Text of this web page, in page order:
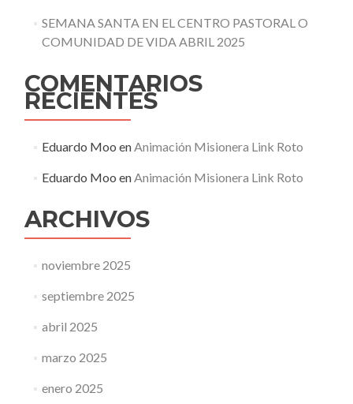
SEMANA SANTA EN EL CENTRO PASTORAL O
COMUNIDAD DE VIDA ABRIL 2025
COMENTARIOS
RECIENTES
Eduardo Moo enAnimación Misionera Link Roto
Eduardo Moo enAnimación Misionera Link Roto
ARCHIVOS
noviembre 2025
septiembre 2025
abril 2025
marzo 2025
enero 2025